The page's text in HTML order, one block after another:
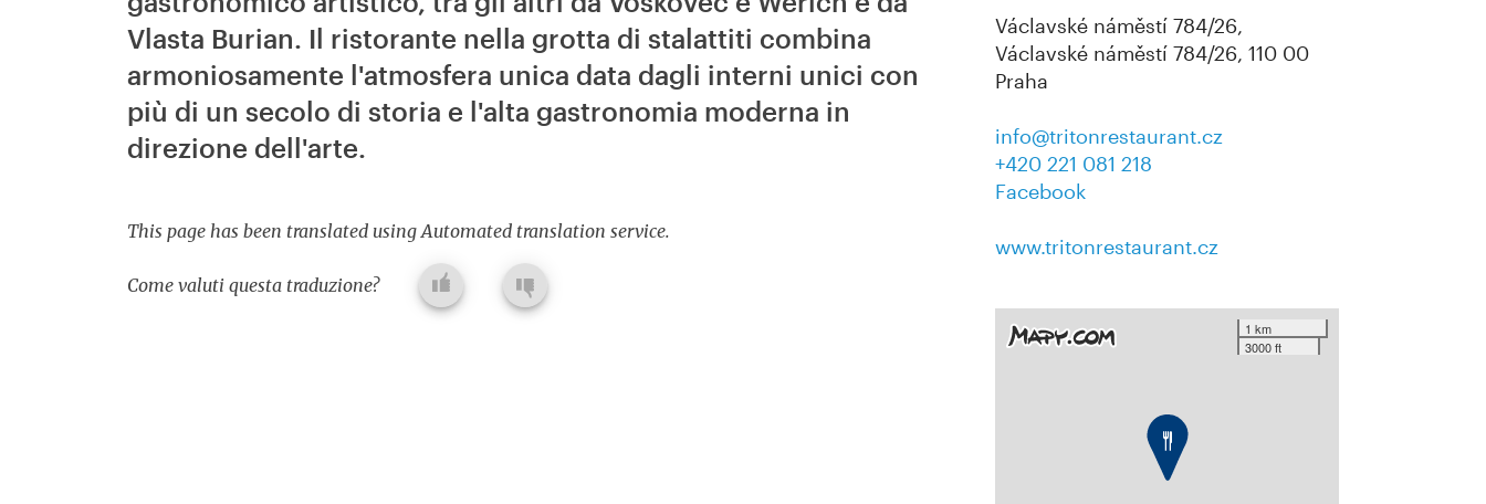
Vlasta Burian. Il ristorante nella grotta di stalattiti combina
armoniosamente l'atmosfera unica data dagli interni unici con
più di un secolo di storia e l'alta gastronomia moderna in
direzione dell'arte.
This page has been translated using Automated translation service.
Come valuti questa traduzione?
Václavské náměstí 784/26,
Václavské náměstí 784/26, 110 00
Praha
info@tritonrestaurant.cz
+420 221 081 218
Facebook
www.tritonrestaurant.cz
1 km
3000 ft